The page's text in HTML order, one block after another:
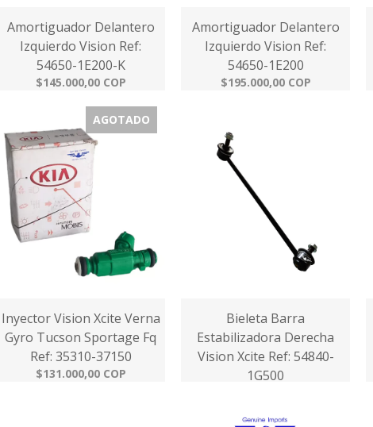
Amortiguador Delantero
Izquierdo Vision Ref:
54650-1E200-K
$145.000,00 COP
Amortiguador Delantero
Izquierdo Vision Ref:
54650-1E200
$195.000,00 COP
AGOTADO
Inyector Vision Xcite Verna
Gyro Tucson Sportage Fq
Ref: 35310-37150
$131.000,00 COP
Bieleta Barra
Estabilizadora Derecha
Vision Xcite Ref: 54840-
1G500